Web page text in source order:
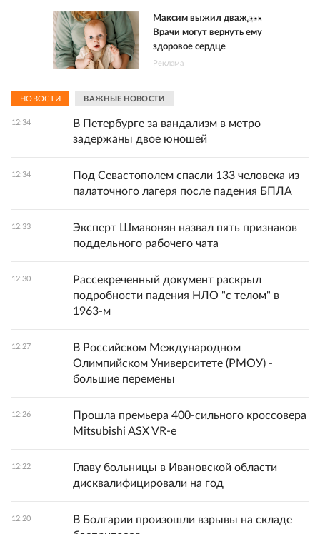
Максим выжил дважды.
Врачи могут вернуть ему
здоровое сердце
Реклама
НОВОСТИ ВАЖНЫЕ НОВОСТИ
12:34
В Петербурге за вандализм в метро
задержаны двое юношей
12:34
Под Севастополем спасли 133 человека из
палаточного лагеря после падения БПЛА
12:33
Эксперт Шмавонян назвал пять признаков
поддельного рабочего чата
12:30
Рассекреченный документ раскрыл
подробности падения НЛО "с телом" в
1963-м
12:27
В Российском Международном
Олимпийском Университете (РМОУ) -
большие перемены
12:26
Прошла премьера 400-сильного кроссовера
Mitsubishi ASX VR-e
12:22
Главу больницы в Ивановской области
дисквалифицировали на год
12:20
В Болгарии произошли взрывы на складе